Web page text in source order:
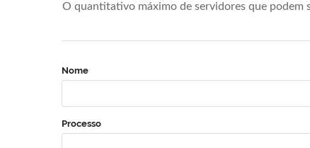
O quantitativo máximo de servidores que podem
Nome
Processo